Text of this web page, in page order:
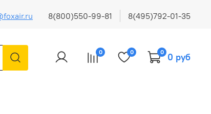
8(800)550-99-81 8(495)792-01-35
0 0 0 0 руб